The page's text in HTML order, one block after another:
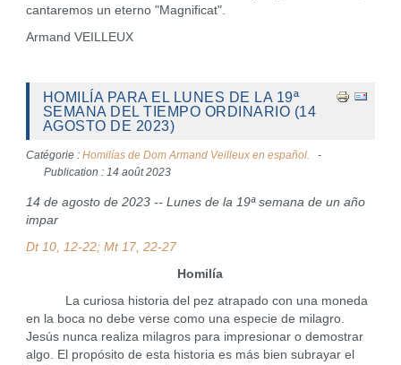
cantaremos un eterno "Magnificat".
Armand VEILLEUX
HOMILÍA PARA EL LUNES DE LA 19ª
SEMANA DEL TIEMPO ORDINARIO (14
AGOSTO DE 2023)
Catégorie : Homilías de Dom Armand Veilleux en español.
Publication : 14 août 2023
14 de agosto de 2023 -- Lunes de la 19ª semana de un año
impar
Dt 10, 12-22; Mt 17, 22-27
Homilía
La curiosa historia del pez atrapado con una moneda
en la boca no debe verse como una especie de milagro.
Jesús nunca realiza milagros para impresionar o demostrar
algo. El propósito de esta historia es más bien subrayar el